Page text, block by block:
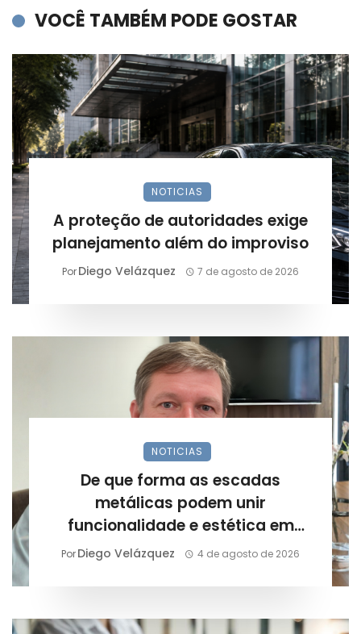
VOCÊ TAMBÉM PODE GOSTAR
NOTICIAS
A proteção de autoridades exige
planejamento além do improviso
PorDiego Velázquez 7 de agosto de 2026
NOTICIAS
De que forma as escadas
metálicas podem unir
funcionalidade e estética em
projetos arquitetônicos?
PorDiego Velázquez 4 de agosto de 2026